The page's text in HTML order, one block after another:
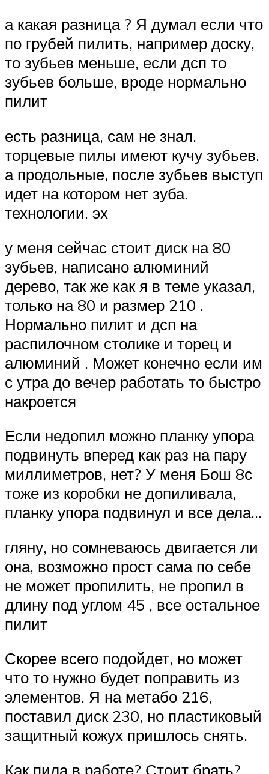
а какая разница ? Я думал если что
по грубей пилить, например доску,
то зубьев меньше, если дсп то
зубьев больше, вроде нормально
пилит
есть разница, сам не знал.
торцевые пилы имеют кучу зубьев.
а продольные, после зубьев выступ
идет на котором нет зуба.
технологии. эх
у меня сейчас стоит диск на 80
зубьев, написано алюминий
дерево, так же как я в теме указал,
только на 80 и размер 210 .
Нормально пилит и дсп на
распилочном столике и торец и
алюминий . Может конечно если им
с утра до вечер работать то быстро
накроется
Если недопил можно планку упора
подвинуть вперед как раз на пару
миллиметров, нет? У меня Бош 8с
тоже из коробки не допиливала,
планку упора подвинул и все дела…
гляну, но сомневаюсь двигается ли
она, возможно прост сама по себе
не может пропилить, не пропил в
длину под углом 45 , все остальное
пилит
Скорее всего подойдет, но может
что то нужно будет поправить из
элементов. Я на метабо 216,
поставил диск 230, но пластиковый
защитный кожух пришлось снять.
Как пила в работе? Стоит брать?